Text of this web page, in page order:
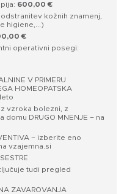
600,00 €
kožnih znamenj,
higiene,...)
€
operativni posegi:
V PRIMERU
HOMEOPATSKA
iz vzroka bolezni, z
domu DRUGO MNENJE – na
– izberite eno
vzajemna.si
tudi pregled
ZAVAROVANJA